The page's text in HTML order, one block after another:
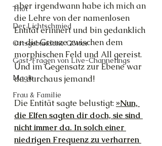
Thot
Der Lichtschmied
Ortsgebundene Götter
Gast-Fragen von Live-Channelings
Magie
Frau & Familie
aber irgendwann habe ich mich an
die Lehre von der namenlosen
Entität erinnert und bin gedanklich
an die Grenze zwischen dem
morphischen Feld und All gereist.
Und im Gegensatz zur Ebene war
da durchaus jemand!
Die Entität sagte belustigt: »Nun,
die Elfen sagten dir doch, sie sind
nicht immer da. In solch einer
niedrigen Frequenz zu verharren